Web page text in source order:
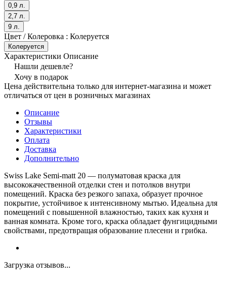
0,9 л.
2,7 л.
9 л.
Цвет / Колеровка : Колеруется
Колеруется
Характеристики Описание
Нашли дешевле?
Хочу в подарок
Цена действительна только для интернет-магазина и может
отличаться от цен в розничных магазинах
Описание
Отзывы
Характеристики
Оплата
Доставка
Дополнительно
Swiss Lake Semi-matt 20 — полуматовая краска для
высококачественной отделки стен и потолков внутри
помещений. Краска без резкого запаха, образует прочное
покрытие, устойчивое к интенсивному мытью. Идеальна для
помещений с повышенной влажностью, таких как кухня и
ванная комната. Кроме того, краска обладает фунгицидными
свойствами, предотвращая образование плесени и грибка.
Загрузка отзывов...